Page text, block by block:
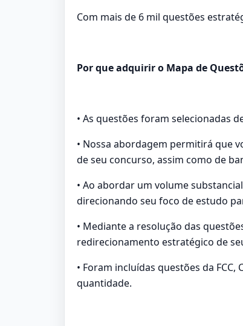
Com mais de 6 mil questões
Por que adquirir o Mapa de
• As questões foram selecionadas
• Nossa abordagem permitirá que
de seu concurso, assim como de
• Ao abordar um volume
direcionando seu foco de estudo
• Mediante a resolução das
redirecionamento estratégico de
• Foram incluídas questões da FCC,
quantidade.